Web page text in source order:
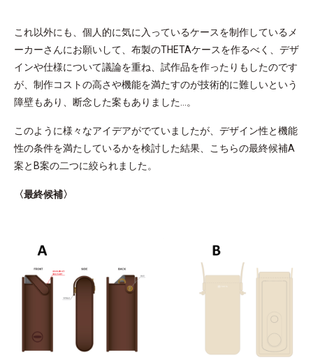
これ以外にも、個人的に気に入っているケースを制作しているメ
ーカーさんにお願いして、布製のTHETAケースを作るべく、デザ
インや仕様について議論を重ね、試作品を作ったりもしたのです
が、制作コストの高さや機能を満たすのが技術的に難しいという
障壁もあり、断念した案もありました…。
このように様々なアイデアがでていましたが、デザイン性と機能
性の条件を満たしているかを検討した結果、こちらの最終候補A
案とB案の二つに絞られました。
〈最終候補〉